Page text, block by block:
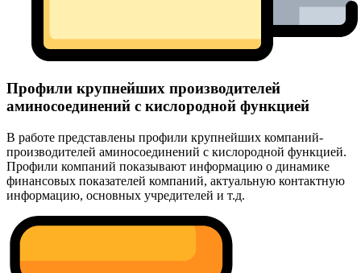
Профили крупнейших производителей
аминосоединений с кислородной функцией
В работе представлены профили крупнейших компаний-
производителей аминосоединений с кислородной функцией.
Профили компаний показывают информацию о динамике
финансовых показателей компаний, актуальную контактную
информацию, основных учредителей и т.д.